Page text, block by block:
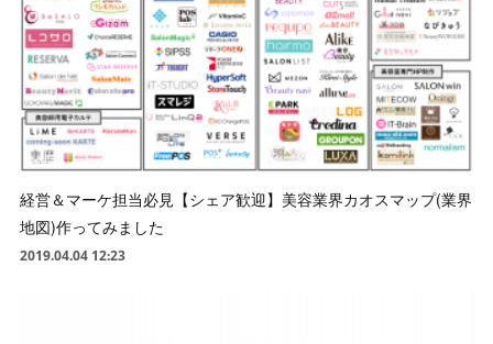
経営＆マーケ担当必見【シェア歓迎】美容業界カオスマップ(業界
地図)作ってみました
2019.04.04 12:23